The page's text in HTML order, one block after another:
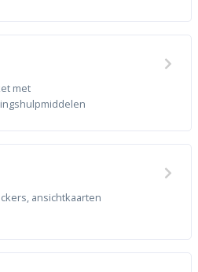
met
ansichtkaarten